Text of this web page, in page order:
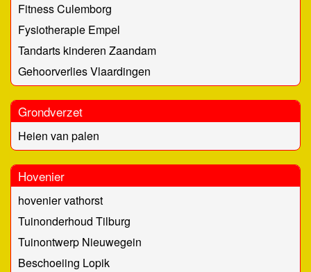
Fitness Culemborg
Fysiotherapie Empel
Tandarts kinderen Zaandam
Gehoorverlies Vlaardingen
Grondverzet
Heien van palen
Hovenier
hovenier vathorst
Tuinonderhoud Tilburg
Tuinontwerp Nieuwegein
Beschoeiing Lopik